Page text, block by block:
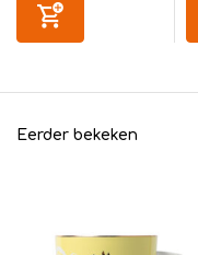
Eerder bekeken